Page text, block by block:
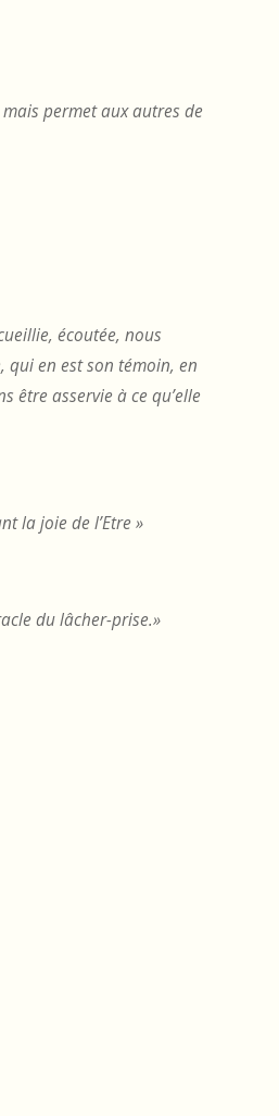
permet aux autres de
écoutée, nous
qui en est son témoin, en
être asservie à ce qu’elle
la joie de l’Etre »
du lâcher-prise.»